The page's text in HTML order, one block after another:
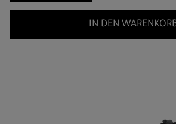
IN DEN